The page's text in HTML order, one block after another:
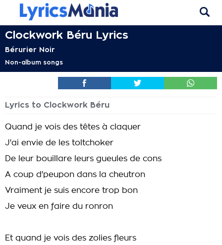
Clockwork Béru Lyrics
Bérurier Noir
Non-album songs
Lyrics to Clockwork Béru
Quand je vois des têtes à claquer
J'ai envie de les toltchoker
De leur bouillare leurs gueules de cons
A coup d'peupon dans la cheutron
Vraiment je suis encore trop bon
Je veux en faire du ronron
Et quand je vois des zolies fleurs